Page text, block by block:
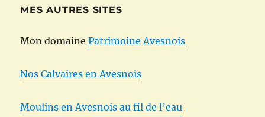
MES AUTRES SITES
Mon domainePatrimoine Avesnois
Nos Calvaires en Avesnois
Moulins en Avesnois au fil de l’eau